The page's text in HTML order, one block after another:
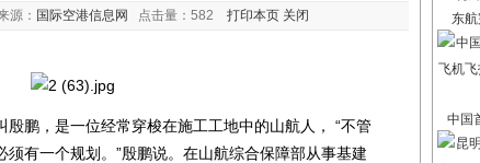
源： 国际空港信息网 点击量： 582 打印本页 关闭
鹏，是一位经常穿梭在施工工地中的山航人， “不管
有一个规划。”殷鹏说。在山航综合保障部从事基建
东
中国